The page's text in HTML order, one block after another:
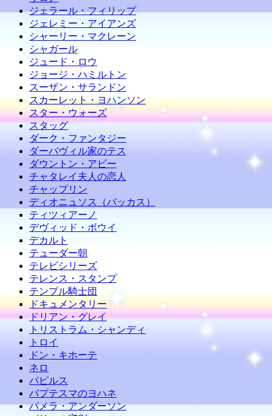
ジェラール・フィリップ
ジェレミー・アイアンズ
シャーリー・マクレーン
シャガール
ジュード・ロウ
ジョージ・ハミルトン
スーザン・サランドン
スカーレット・ヨハンソン
スター・ウォーズ
スタッグ
ダーク・ファンタジー
ダーバヴィル家のテス
ダウントン・アビー
チャタレイ夫人の恋人
チャップリン
ディオニュソス（バッカス）
ティツィアーノ
デヴィッド・ボウイ
デカルト
テューダー朝
テレビシリーズ
テレンス・スタンプ
テンプル騎士団
ドキュメンタリー
ドリアン・グレイ
トリストラム・シャンディ
トロイ
ドン・キホーテ
ネロ
パピルス
バプテスマのヨハネ
パメラ・アンダーソン